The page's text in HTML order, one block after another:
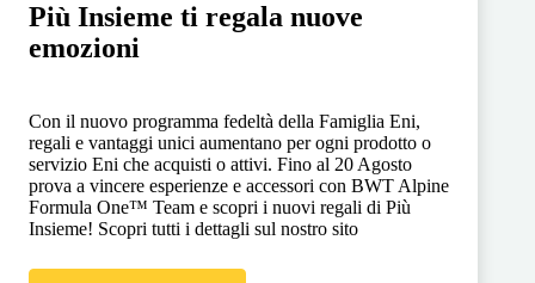
Più Insieme ti regala nuove
emozioni
Con il nuovo programma fedeltà della Famiglia Eni,
regali e vantaggi unici aumentano per ogni prodotto o
servizio Eni che acquisti o attivi. Fino al 20 Agosto
prova a vincere esperienze e accessori con BWT Alpine
Formula One™ Team e scopri i nuovi regali di Più
Insieme! Scopri tutti i dettagli sul nostro sito